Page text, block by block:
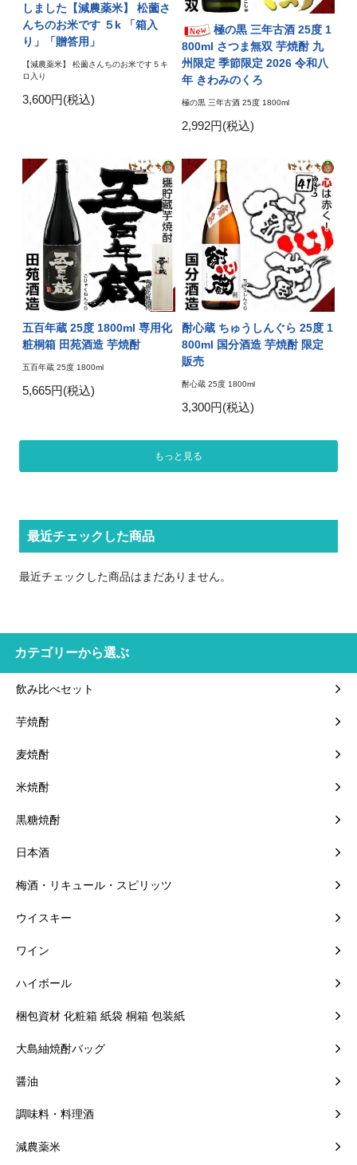
しました【減農薬米】 松薗さ
んちのお米です ５k 「箱入
り」「贈答用」
【減農薬米】 松薗さんちのお米です５キ
ロ入り
3,600円(税込)
極の黒 三年古酒 25度 1
800ml さつま無双 芋焼酎 九
州限定 季節限定 2026 令和八
年 きわみのくろ
極の黒 三年古酒 25度 1800ml
2,992円(税込)
五百年蔵 25度 1800ml 専用化
粧桐箱 田苑酒造 芋焼酎
五百年蔵 25度 1800ml
5,665円(税込)
酎心蔵 ちゅうしんぐら 25度 1
800ml 国分酒造 芋焼酎 限定
販売
酎心蔵 25度 1800ml
3,300円(税込)
もっと見る
最近チェックした商品
最近チェックした商品はまだありません。
カテゴリーから選ぶ
飲み比べセット
芋焼酎
麦焼酎
米焼酎
黒糖焼酎
日本酒
梅酒・リキュール・スピリッツ
ウイスキー
ワイン
ハイボール
梱包資材 化粧箱 紙袋 桐箱 包装紙
大島紬焼酎バッグ
醤油
調味料・料理酒
減農薬米